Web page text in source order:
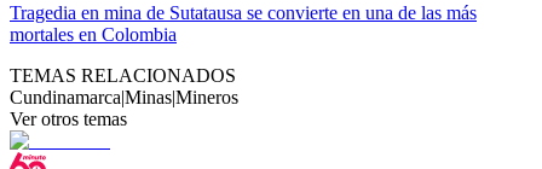
Tragedia en mina de Sutatausa se convierte en una de las más
mortales en Colombia
TEMAS RELACIONADOS
Cundinamarca|Minas|Mineros
Ver otros temas